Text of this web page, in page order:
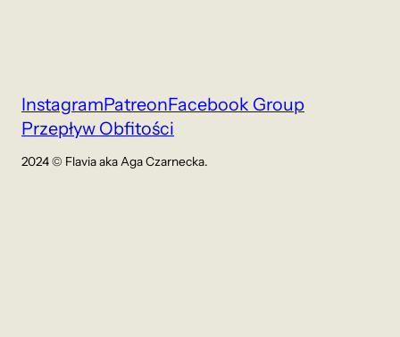
InstagramPatreonFacebook Group
Przepływ Obfitości
2024 © Flavia aka Aga Czarnecka.